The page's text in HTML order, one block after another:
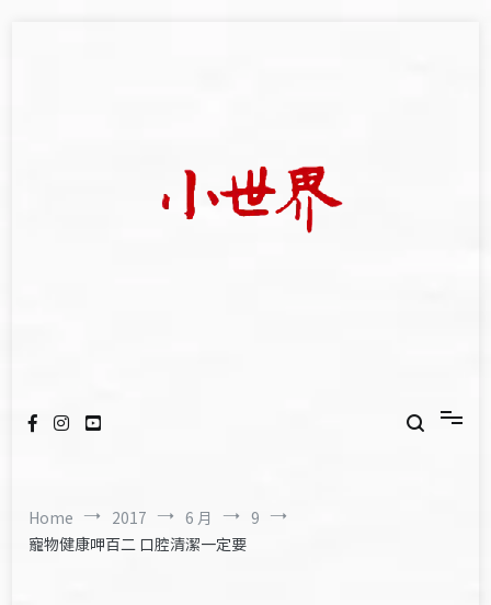
Home 2017 6 月
9
寵物健康呷百二 口腔清潔一定要